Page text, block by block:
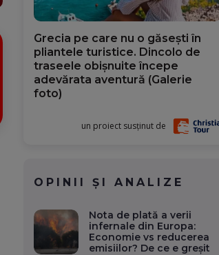
Grecia pe care nu o găsești în
pliantele turistice. Dincolo de
traseele obișnuite începe
adevărata aventură (Galerie
foto)
un proiect susținut de
OPINII ȘI ANALIZE
Nota de plată a verii
infernale din Europa:
Economie vs reducerea
emisiilor? De ce e greșit